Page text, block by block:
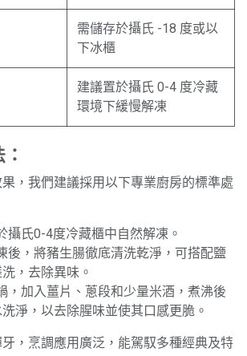
需儲存於攝氏 -18 度或以
下冰櫃
建議置於攝氏 0-4 度冷藏
環境下緩慢解凍
，我們建議採用以下專業廚房的標準處
攝氏0-4度冷藏櫃中自然解凍。
後，將豬生腸徹底清洗乾淨，可搭配鹽
，去除異味。
，加入薑片、蔥段和少量米酒，煮沸後
淨，以去除腥味並使其口感更脆。
，烹調應用廣泛，能駕馭多種經典及特